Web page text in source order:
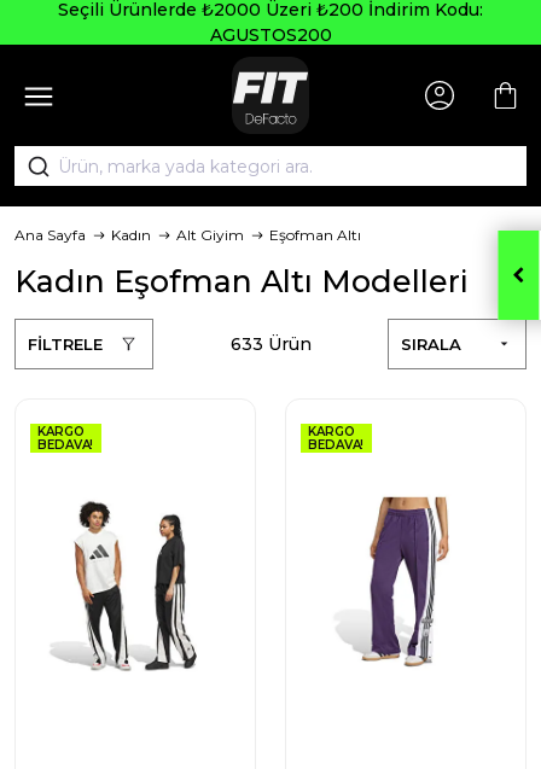
Seçili Ürünlerde ₺2000 Üzeri ₺200 İndirim Kodu:
AGUSTOS200
Ana Sayfa Kadın Alt Giyim Eşofman Altı
Kadın Eşofman Altı Modelleri
FİLTRELE SIRALA
633 Ürün
KARGO
BEDAVA!
KARGO
BEDAVA!